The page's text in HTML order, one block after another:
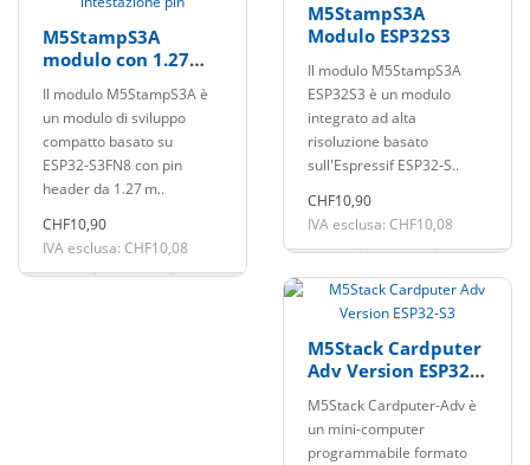
M5StampS3A
modulo con 1.27
Il modulo M5StampS3A è
un modulo di sviluppo
compatto basato su
ESP32‑S3FN8 con pin
header da 1.27 m..
CHF10,90
IVA esclusa: CHF10,08
M5StampS3A
Modulo ESP32S3
Il modulo M5StampS3A
ESP32S3 è un modulo
integrato ad alta
risoluzione basato
sull'Espressif ESP32‑S..
CHF10,90
IVA esclusa: CHF10,08
M5Stack Cardputer
Adv Version ESP32-
M5Stack Cardputer-Adv è
un mini-computer
programmabile formato